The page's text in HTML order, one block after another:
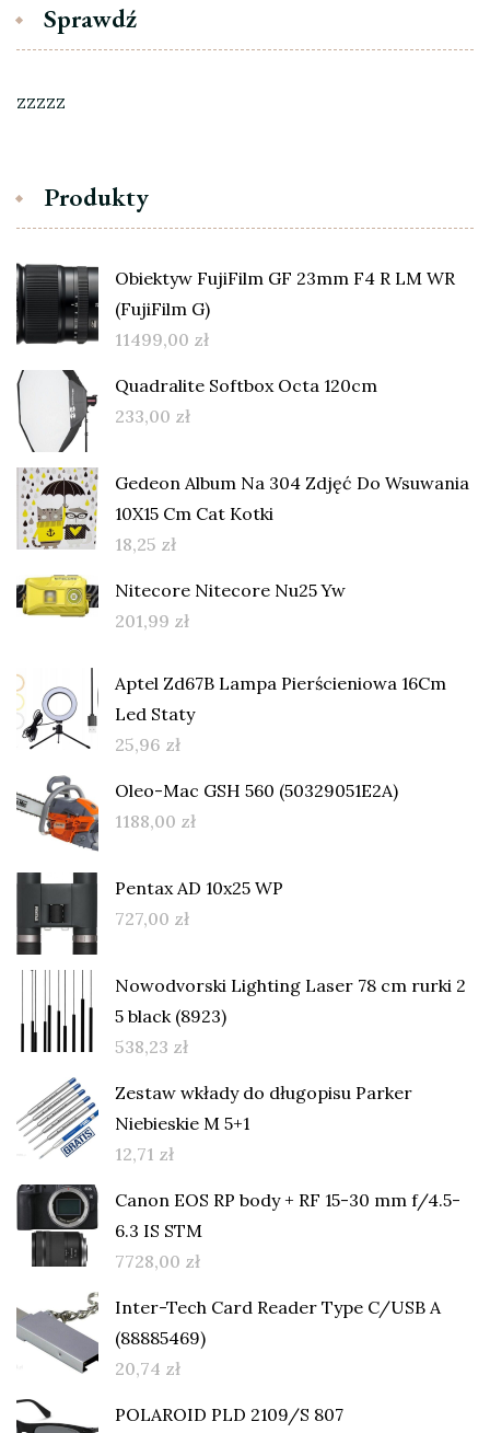
Sprawdź
zzzzz
Produkty
Obiektyw FujiFilm GF 23mm F4 R LM WR
(FujiFilm G)
11499,00 zł
Quadralite Softbox Octa 120cm
233,00 zł
Gedeon Album Na 304 Zdjęć Do Wsuwania
10X15 Cm Cat Kotki
18,25 zł
Nitecore Nitecore Nu25 Yw
201,99 zł
Aptel Zd67B Lampa Pierścieniowa 16Cm
Led Staty
25,96 zł
Oleo-Mac GSH 560 (50329051E2A)
1188,00 zł
Pentax AD 10x25 WP
727,00 zł
Nowodvorski Lighting Laser 78 cm rurki 2
5 black (8923)
538,23 zł
Zestaw wkłady do długopisu Parker
Niebieskie M 5+1
12,71 zł
Canon EOS RP body + RF 15-30 mm f/4.5-
6.3 IS STM
7728,00 zł
Inter-Tech Card Reader Type C/USB A
(88885469)
20,74 zł
POLAROID PLD 2109/S 807